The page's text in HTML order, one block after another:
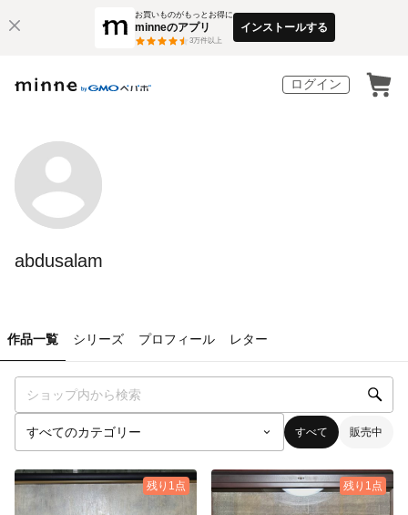
お買いものがもっとお得に
minneのアプリ
3万件以上
インストールする
ログイン
abdusalam
作品一覧 シリーズ プロフィール レター
すべて 販売中
残り1点 残り1点